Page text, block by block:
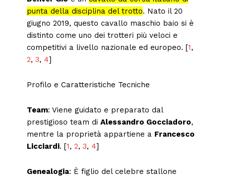
punta della disciplina del trotto. Nato il 20
giugno 2019, questo cavallo maschio baio si è
distinto come uno dei trotteri più veloci e
competitivi a livello nazionale ed europeo. [1,
2, 3, 4]
Profilo e Caratteristiche Tecniche
Team: Viene guidato e preparato dal
prestigioso team di Alessandro Gocciadoro,
mentre la proprietà appartiene a Francesco
Licciardi. [1, 2, 3, 4]
Genealogia: È figlio del celebre stallone